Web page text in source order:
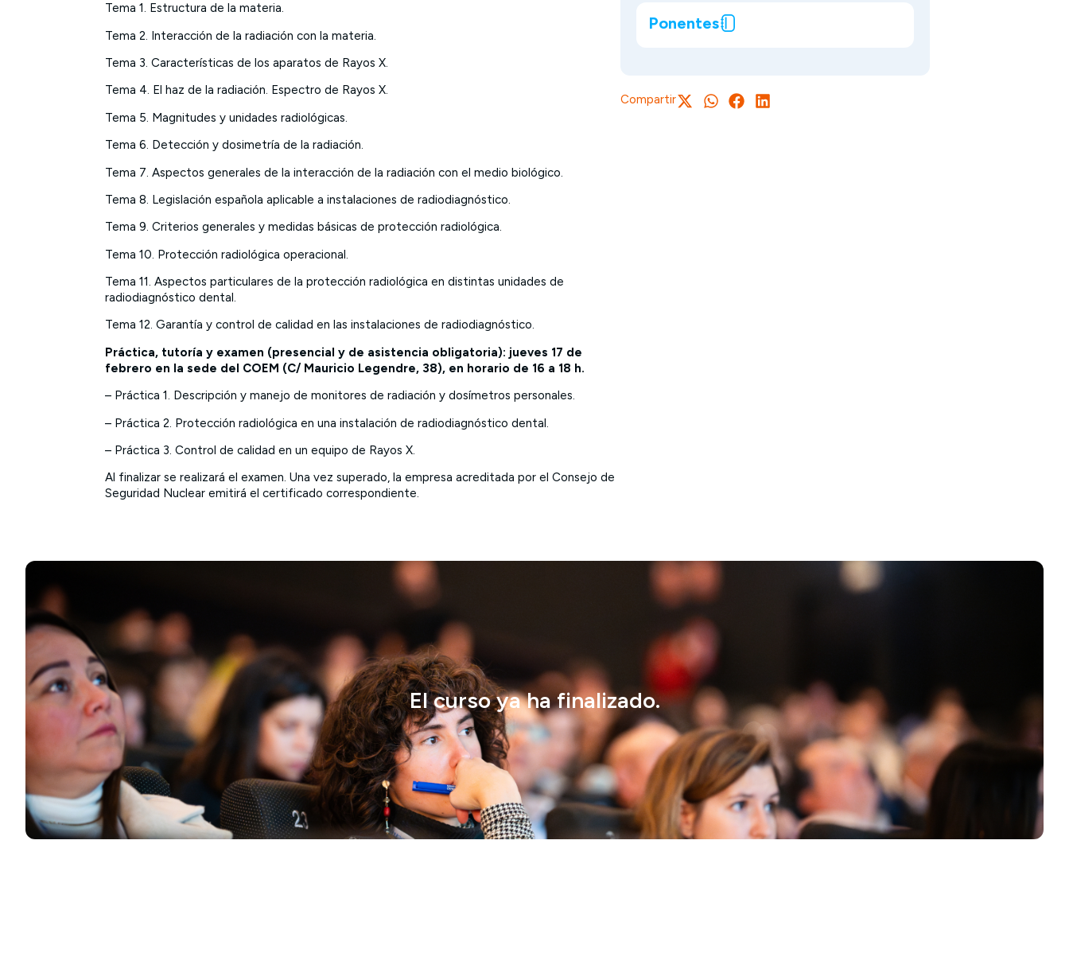
Tema 1. Estructura de la materia.
Tema 2. Interacción de la radiación con la materia.
Tema 3. Características de los aparatos de Rayos X.
Tema 4. El haz de la radiación. Espectro de Rayos X.
Tema 5. Magnitudes y unidades radiológicas.
Tema 6. Detección y dosimetría de la radiación.
Tema 7. Aspectos generales de la interacción de la radiación con el medio biológico.
Tema 8. Legislación española aplicable a instalaciones de radiodiagnóstico.
Tema 9. Criterios generales y medidas básicas de protección radiológica.
Tema 10. Protección radiológica operacional.
Tema 11. Aspectos particulares de la protección radiológica en distintas unidades de
radiodiagnóstico dental.
Tema 12. Garantía y control de calidad en las instalaciones de radiodiagnóstico.
Práctica, tutoría y examen (presencial y de asistencia obligatoria): jueves 17 de
febrero en la sede del COEM (C/ Mauricio Legendre, 38), en horario de 16 a 18 h.
– Práctica 1. Descripción y manejo de monitores de radiación y dosímetros personales.
– Práctica 2. Protección radiológica en una instalación de radiodiagnóstico dental.
– Práctica 3. Control de calidad en un equipo de Rayos X.
Al finalizar se realizará el examen. Una vez superado, la empresa acreditada por el Consejo de
Seguridad Nuclear emitirá el certificado correspondiente.
Ponentes
Compartir
El curso ya ha finalizado.